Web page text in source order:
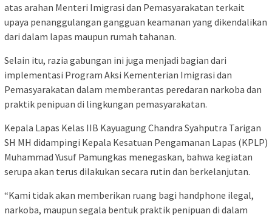
atas arahan Menteri Imigrasi dan Pemasyarakatan terkait
upaya penanggulangan gangguan keamanan yang dikendalikan
dari dalam lapas maupun rumah tahanan.
Selain itu, razia gabungan ini juga menjadi bagian dari
implementasi Program Aksi Kementerian Imigrasi dan
Pemasyarakatan dalam memberantas peredaran narkoba dan
praktik penipuan di lingkungan pemasyarakatan.
Kepala Lapas Kelas IIB Kayuagung Chandra Syahputra Tarigan
SH MH didampingi Kepala Kesatuan Pengamanan Lapas (KPLP)
Muhammad Yusuf Pamungkas menegaskan, bahwa kegiatan
serupa akan terus dilakukan secara rutin dan berkelanjutan.
“Kami tidak akan memberikan ruang bagi handphone ilegal,
narkoba, maupun segala bentuk praktik penipuan di dalam